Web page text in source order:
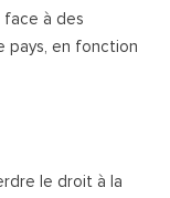
face à des
pays, en fonction
le droit à la